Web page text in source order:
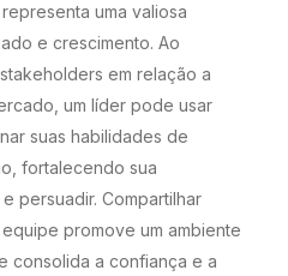
uma valiosa
e crescimento. Ao
em relação a
um líder pode usar
suas habilidades de
fortalecendo sua
persuadir. Compartilhar
promove um ambiente
consolida a confiança e a